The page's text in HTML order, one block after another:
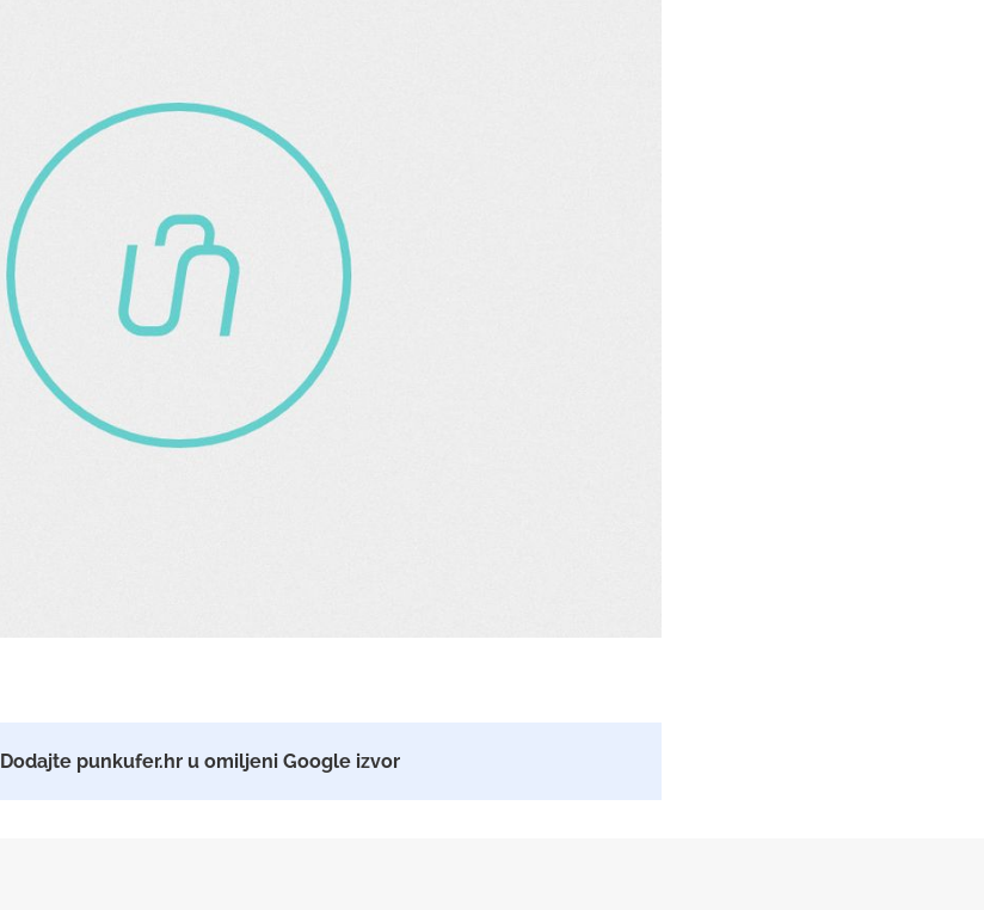
Dodajte punkufer.hr u omiljeni Google izvor